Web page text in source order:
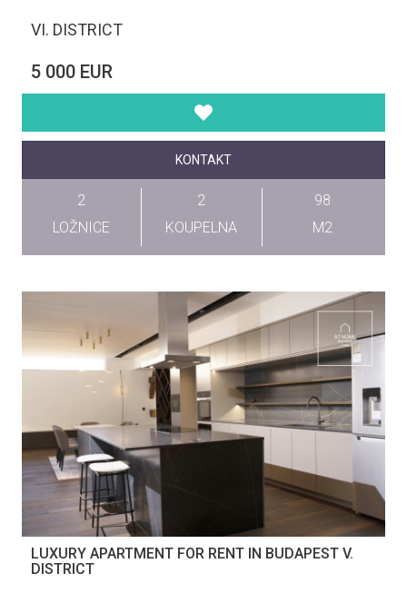
VI. DISTRICT
5 000 EUR
KONTAKT
2
LOŽNICE
2
KOUPELNA
98
M2
LUXURY APARTMENT FOR RENT IN BUDAPEST V.
DISTRICT